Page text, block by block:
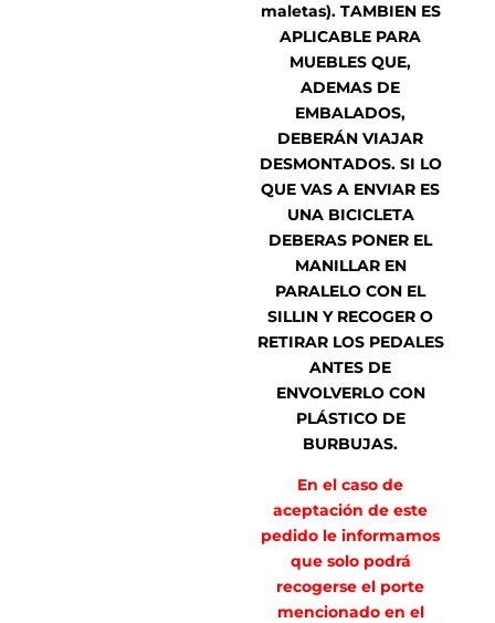
maletas). TAMBIEN ES
APLICABLE PARA
MUEBLES QUE,
ADEMAS DE
EMBALADOS,
DEBERÁN VIAJAR
DESMONTADOS. SI LO
QUE VAS A ENVIAR ES
UNA BICICLETA
DEBERAS PONER EL
MANILLAR EN
PARALELO CON EL
SILLIN Y RECOGER O
RETIRAR LOS PEDALES
ANTES DE
ENVOLVERLO CON
PLÁSTICO DE
BURBUJAS.
En el caso de
aceptación de este
pedido le informamos
que solo podrá
recogerse el porte
mencionado en el